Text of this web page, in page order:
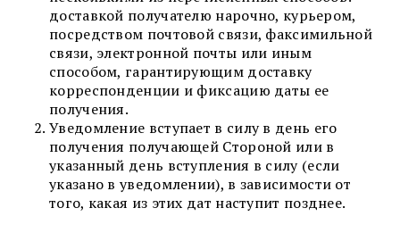
доставкой получателю нарочно, курьером,
посредством почтовой связи, факсимильной
связи, электронной почты или иным
способом, гарантирующим доставку
корреспонденции и фиксацию даты ее
получения.
Уведомление вступает в силу в день его
получения получающей Стороной или в
указанный день вступления в силу (если
указано в уведомлении), в зависимости от
того, какая из этих дат наступит позднее.